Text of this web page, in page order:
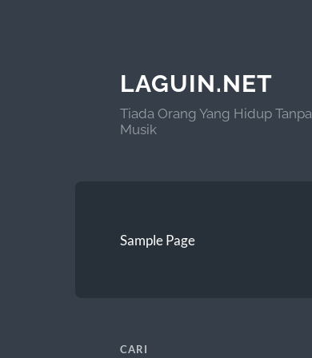
LAGUIN.NET
Tiada Orang Yang Hidup Tanpa
Musik
Sample Page
CARI